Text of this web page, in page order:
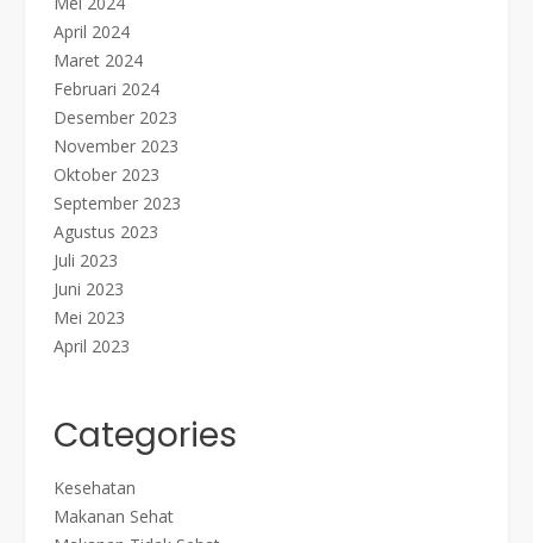
April 2024
Maret 2024
Februari 2024
Desember 2023
November 2023
Oktober 2023
September 2023
Agustus 2023
Juli 2023
Juni 2023
Mei 2023
April 2023
Categories
Kesehatan
Makanan Sehat